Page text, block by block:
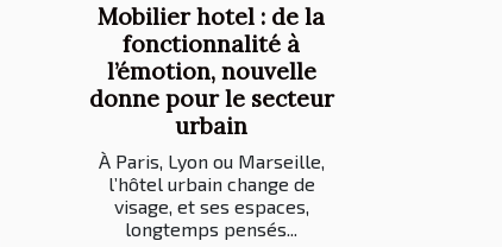
Mobilier hotel : de la
fonctionnalité à
l’émotion, nouvelle
donne pour le secteur
urbain
À Paris, Lyon ou Marseille,
l’hôtel urbain change de
visage, et ses espaces,
longtemps pensés...